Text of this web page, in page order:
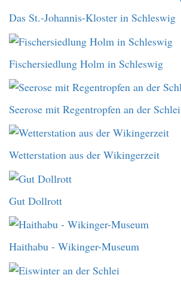
Das St.-Johannis-Kloster in Schleswig
Fischersiedlung Holm in Schleswig
Seerose mit Regentropfen an der Schlei
Wetterstation aus der Wikingerzeit
Gut Dollrott
Haithabu - Wikinger-Museum